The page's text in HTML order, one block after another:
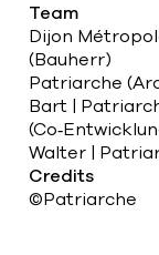
Team
Dijon
(Bauherr)
Patriarche
Bart |
Walter |
Credits
©Patriarche